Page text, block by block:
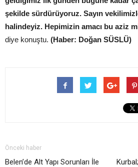
şekilde sürdürüyoruz. Sayın
halindeyiz. Hepimizin amacı bu aziz
diye konuştu. (Haber: Doğan SÜSLÜ)
Önceki haber
Belen’de Alt Yapı Sorunları İle